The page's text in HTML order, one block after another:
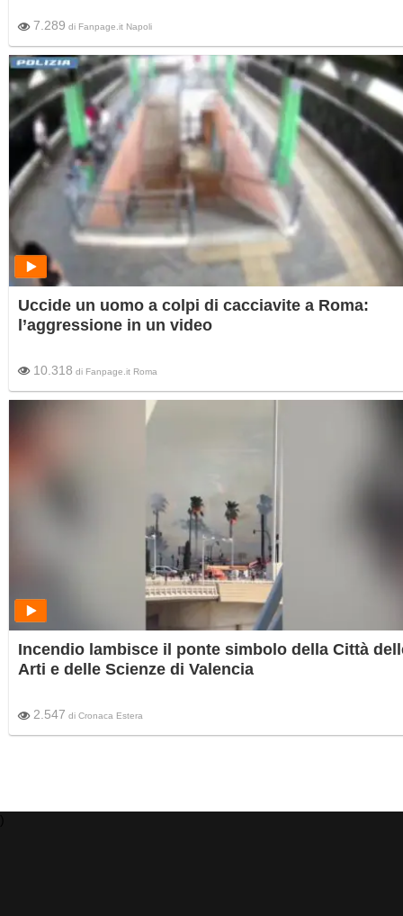
7.289 di Fanpage.it Napoli
Uccide un uomo a colpi di cacciavite a Roma:
l’aggressione in un video
10.318 di Fanpage.it Roma
Incendio lambisce il ponte simbolo della Città
Arti e delle Scienze di Valencia
2.547 di Cronaca Estera